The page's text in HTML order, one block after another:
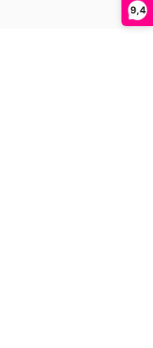
9,4